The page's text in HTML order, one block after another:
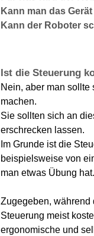
Kann man das
Kann der Roboter
Ist die Steuerung
Nein, aber man sollte
machen.
Sie sollten sich an
erschrecken lassen.
Im Grunde ist die
beispielsweise von
man etwas Übung hat.
Zugegeben,
Steuerung meist
ergonomische und